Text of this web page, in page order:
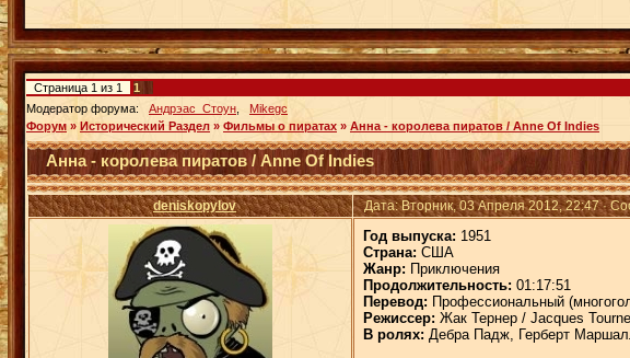
Страница 1 из 1
1
Модератор форума:
Андрэас_Стоун
Mikegc
Форум » Исторический Раздел » Фильмы о пиратах » Анна - королева пиратов / Anne Of Indies
Анна - королева пиратов / Anne Of Indies
deniskopylov Дата: Вторник, 03 Апреля 2012, 22:47 ·
Год выпуска: 1951
Страна: США
Жанр: Приключения
Продолжительность: 01:17:51
Перевод: Профессиональный
Режиссер: Жак Тернер / Jacques
В ролях: Дебра Падж, Герберт